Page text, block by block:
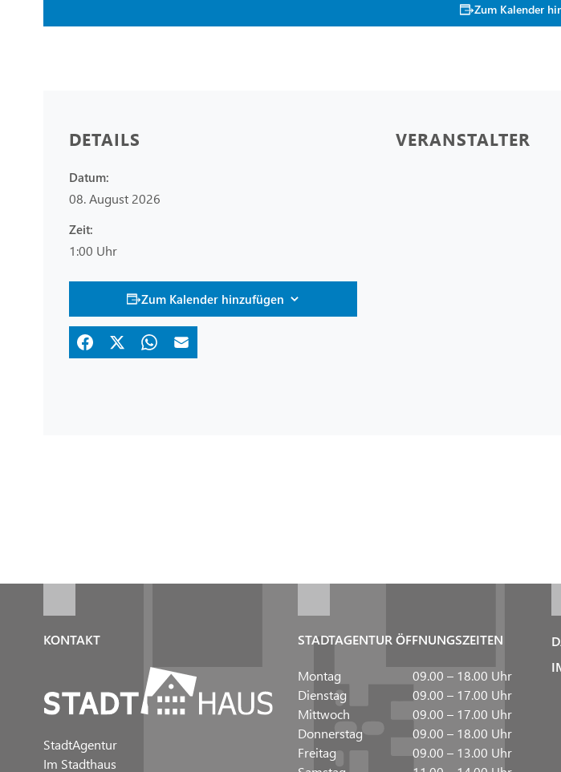
Zum Kalender
DETAILS
Datum:
08. August 2026
Zeit:
1:00 Uhr
Zum Kalender hinzufügen
VERANSTALTER
KONTAKT
StadtAgentur
Im Stadthaus
STADTAGENTUR ÖFFNUNGSZEITEN
Montag
09.00 – 18.00 Uhr
Dienstag
09.00 – 17.00 Uhr
Mittwoch
09.00 – 17.00 Uhr
Donnerstag
09.00 – 18.00 Uhr
Freitag
09.00 – 13.00 Uhr